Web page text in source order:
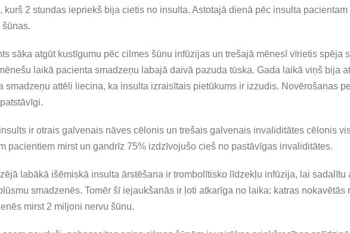
kurš 2 stundas iepriekš bija cietis no insulta. Astotajā dienā pēc insulta
sāka atgūt kustīgumu pēc cilmes šūnu infūzijas un trešajā mēnesī vīrietis spēja
laikā pacienta smadzeņu labajā daivā pazuda tūska. Gada laikā viņš bija
smadzeņu attēli liecina, ka insulta izraisītais pietūkums ir izzudis. Novērošanas
ir otrais galvenais nāves cēlonis un trešais galvenais invaliditātes cēlonis
pacientiem mirst un gandrīz 75% izdzīvojušo cieš no pastāvīgas invaliditātes.
labākā išēmiskā insulta ārstēšana ir trombolītisko līdzekļu infūzija, lai
smadzenēs. Tomēr šī iejaukšanās ir ļoti atkarīga no laika: katras nokavētās
mirst 2 miljoni nervu šūnu.